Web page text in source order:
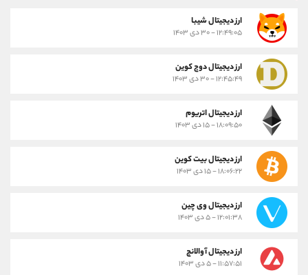
ارز ديجيتال شیبا
۱۲:۴۹:۰۵ - ۳۰ دی ۱۴۰۳
ارز دیجیتال دوج کوین
۱۲:۴۵:۴۹ - ۳۰ دی ۱۴۰۳
ارز دیجیتال اتریوم
۱۸:۰۹:۵۰ - ۱۵ دی ۱۴۰۳
ارز دیجیتال بیت کوین
۱۸:۰۶:۲۲ - ۱۵ دی ۱۴۰۳
ارز دیجیتال وی چین
۱۲:۰۱:۳۸ - ۵ دی ۱۴۰۳
ارز دیجیتال آوالانچ
۱۱:۵۷:۵۱ - ۵ دی ۱۴۰۳